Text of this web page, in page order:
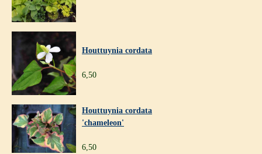
Houttuynia cordata
6,50
Houttuynia cordata
'chameleon'
6,50